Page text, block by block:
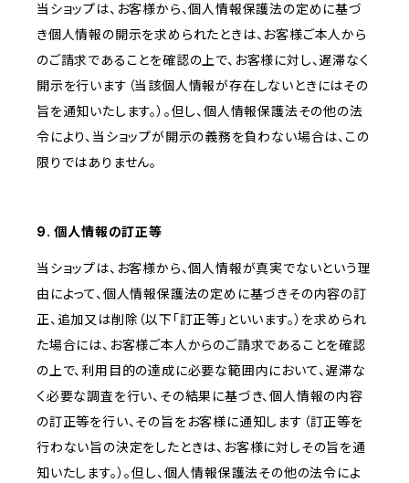
当ショップは、お客様から、個人情報保護法の定めに基づ
き個人情報の開示を求められたときは、お客様ご本人から
のご請求であることを確認の上で、お客様に対し、遅滞なく
開示を行います（当該個人情報が存在しないときにはその
旨を通知いたします。）。但し、個人情報保護法その他の法
令により、当ショップが開示の義務を負わない場合は、この
限りではありません。
9. 個人情報の訂正等
当ショップは、お客様から、個人情報が真実でないという理
由によって、個人情報保護法の定めに基づきその内容の訂
正、追加又は削除（以下「訂正等」といいます。）を求められ
た場合には、お客様ご本人からのご請求であることを確認
の上で、利用目的の達成に必要な範囲内において、遅滞な
く必要な調査を行い、その結果に基づき、個人情報の内容
の訂正等を行い、その旨をお客様に通知します（訂正等を
行わない旨の決定をしたときは、お客様に対しその旨を通
知いたします。）。但し、個人情報保護法その他の法令によ